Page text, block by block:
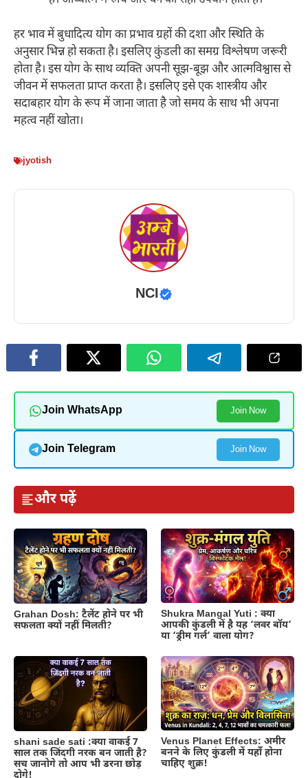
हर भाव में बुधादित्य योग का प्रभाव ग्रहों की दशा और स्थिति के
अनुसार भिन्न हो सकता है। इसलिए कुंडली का समग्र विश्लेषण जरूरी
होता है। इस योग के साथ व्यक्ति अपनी सूझ-बूझ और आत्मविश्वास से
जीवन में सफलता प्राप्त करता है। इसलिए इसे एक शास्त्रीय और
सदाबहार योग के रूप में जाना जाता है जो समय के साथ भी अपना
महत्व नहीं खोता।
jyotish
NCI
Join WhatsApp Join Now
Join Telegram Join Now
और पढ़ें
Grahan Dosh: टैलेंट होने पर भी
सफलता क्यों नहीं मिलती?
Shukra Mangal Yuti : क्या
आपकी कुंडली में है यह ‘लवर बॉय’
या ‘ड्रीम गर्ल’ वाला योग?
shani sade sati :क्या वाकई 7
साल तक जिंदगी नरक बन जाती है?
सच जानोगे तो आप भी डरना छोड़
Venus Planet Effects: अमीर
बनने के लिए कुंडली में यहाँ होना
चाहिए शुक्र!